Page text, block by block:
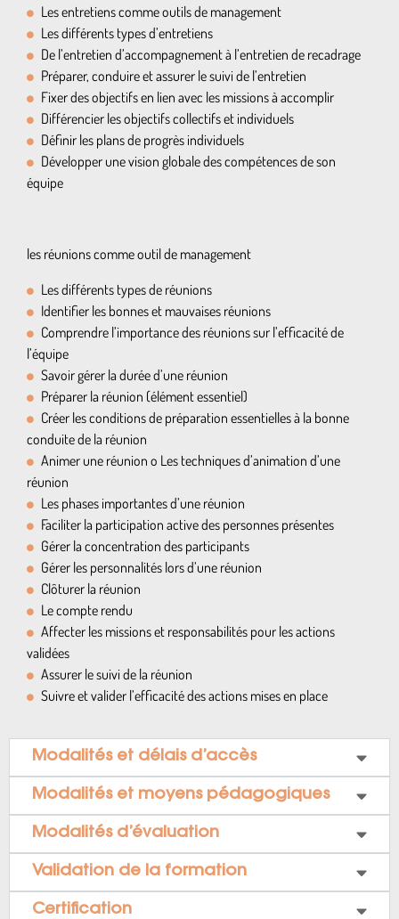
Les entretiens comme outils de management
Les différents types d’entretiens
De l’entretien d’accompagnement à l’entretien de recadrage
Préparer, conduire et assurer le suivi de l’entretien
Fixer des objectifs en lien avec les missions à accomplir
Différencier les objectifs collectifs et individuels
Définir les plans de progrès individuels
Développer une vision globale des compétences de son
équipe
les réunions comme outil de management
Les différents types de réunions
Identifier les bonnes et mauvaises réunions
Comprendre l’importance des réunions sur l’efficacité de
l’équipe
Savoir gérer la durée d’une réunion
Préparer la réunion (élément essentiel)
Créer les conditions de préparation essentielles à la bonne
conduite de la réunion
Animer une réunion o Les techniques d’animation d’une
réunion
Les phases importantes d’une réunion
Faciliter la participation active des personnes présentes
Gérer la concentration des participants
Gérer les personnalités lors d’une réunion
Clôturer la réunion
Le compte rendu
Affecter les missions et responsabilités pour les actions
validées
Assurer le suivi de la réunion
Suivre et valider l’efficacité des actions mises en place
Modalités et délais d’accès
Modalités et moyens pédagogiques
Modalités d’évaluation
Validation de la formation
Certification